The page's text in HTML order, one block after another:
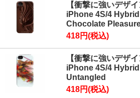
【衝撃に強いデザイ
iPhone 4S/4
Chocolate
418円(税込)
【衝撃に強いデザイ
iPhone 4S/4
Untangled
418円(税込)